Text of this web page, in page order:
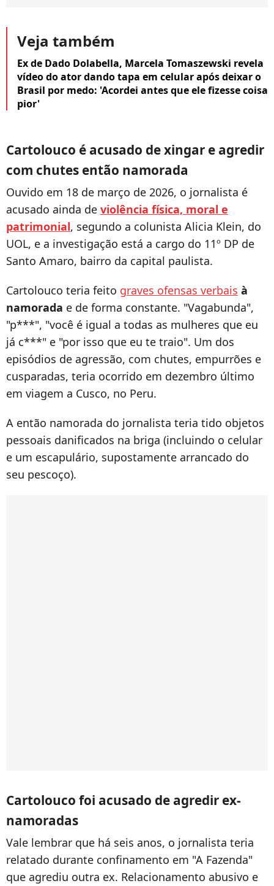
Veja também
Ex de Dado Dolabella, Marcela Tomaszewski revela
vídeo do ator dando tapa em celular após deixar o
Brasil por medo: 'Acordei antes que ele fizesse coisa
pior'
Cartolouco é acusado de xingar e agredir
com chutes então namorada
Ouvido em 18 de março de 2026, o jornalista é
acusado ainda de violência física, moral e
patrimonial, segundo a colunista Alicia Klein, do
UOL, e a investigação está a cargo do 11º DP de
Santo Amaro, bairro da capital paulista.
Cartolouco teria feito graves ofensas verbais à
namorada e de forma constante. "Vagabunda",
"p***", "você é igual a todas as mulheres que eu
já c***" e "por isso que eu te traio". Um dos
episódios de agressão, com chutes, empurrões e
cusparadas, teria ocorrido em dezembro último
em viagem a Cusco, no Peru.
A então namorada do jornalista teria tido objetos
pessoais danificados na briga (incluindo o celular
e um escapulário, supostamente arrancado do
seu pescoço).
Cartolouco foi acusado de agredir ex-
namoradas
Vale lembrar que há seis anos, o jornalista teria
relatado durante confinamento em "A Fazenda"
que agrediu outra ex. Relacionamento abusivo e